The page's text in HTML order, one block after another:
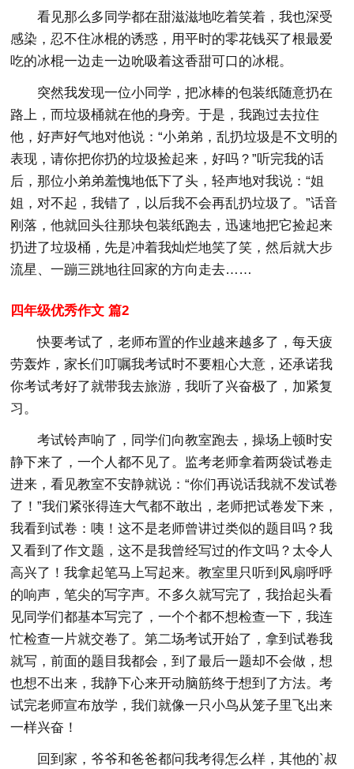
看见那么多同学都在甜滋滋地吃着笑着，我也深受
感染，忍不住冰棍的诱惑，用平时的零花钱买了根最爱
吃的冰棍一边走一边吮吸着这香甜可口的冰棍。
突然我发现一位小同学，把冰棒的包装纸随意扔在
路上，而垃圾桶就在他的身旁。于是，我跑过去拉住
他，好声好气地对他说：“小弟弟，乱扔垃圾是不文明的
表现，请你把你扔的垃圾捡起来，好吗？”听完我的话
后，那位小弟弟羞愧地低下了头，轻声地对我说：“姐
姐，对不起，我错了，以后我不会再乱扔垃圾了。”话音
刚落，他就回头往那块包装纸跑去，迅速地把它捡起来
扔进了垃圾桶，先是冲着我灿烂地笑了笑，然后就大步
流星、一蹦三跳地往回家的方向走去……
四年级优秀作文 篇2
快要考试了，老师布置的作业越来越多了，每天疲
劳轰炸，家长们叮嘱我考试时不要粗心大意，还承诺我
你考试考好了就带我去旅游，我听了兴奋极了，加紧复
习。
考试铃声响了，同学们向教室跑去，操场上顿时安
静下来了，一个人都不见了。监考老师拿着两袋试卷走
进来，看见教室不安静就说：“你们再说话我就不发试卷
了！”我们紧张得连大气都不敢出，老师把试卷发下来，
我看到试卷：咦！这不是老师曾讲过类似的题目吗？我
又看到了作文题，这不是我曾经写过的作文吗？太令人
高兴了！我拿起笔马上写起来。教室里只听到风扇呼呼
的响声，笔尖的写字声。不多久就写完了，我抬起头看
见同学们都基本写完了，一个个都不想检查一下，我连
忙检查一片就交卷了。第二场考试开始了，拿到试卷我
就写，前面的题目我都会，到了最后一题却不会做，想
也想不出来，我静下心来开动脑筋终于想到了方法。考
试完老师宣布放学，我们就像一只小鸟从笼子里飞出来
一样兴奋！
回到家，爷爷和爸爸都问我考得怎么样，其他的`叔